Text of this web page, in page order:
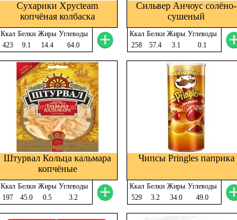
Сухарики Хрусteam
копчёная колбаска
Ккал Белки Жиры Углеводы
423
9.1 14.4 64.0
Сильвер Анчоус солёно-
сушеный
Ккал Белки Жиры Углеводы
258
57.4 3.1 0.1
Штурвал Кольца кальмара
копчёные
Ккал Белки Жиры Углеводы
197
45.0 0.5 3.2
Чипсы Pringles паприка
Ккал Белки Жиры Углеводы
529
3.2 34.0 49.0